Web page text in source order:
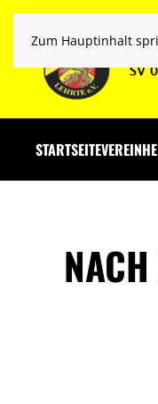
Zum Hauptinhalt
STARTSEITEVEREIN